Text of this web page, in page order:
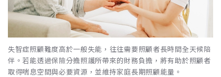
失智症照顧難度高於一般失能，往往需要照顧者長時間全天候陪
伴。若能透過保險分擔照護所帶來的財務負擔，將有助於照顧者
取得喘息空間與必要資源，並維持家庭長期照顧能量。